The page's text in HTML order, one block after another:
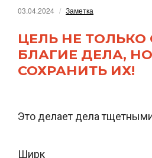
03.04.2024 Заметка
ЦЕЛЬ НЕ ТОЛЬКО
БЛАГИЕ ДЕЛА,
СОХРАНИТЬ ИХ!
Это делает дела
Ширк